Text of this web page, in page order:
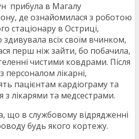
прибула в Магалу
де ознайомилася з роботою
стаціонару в Остриці,
всіх своїм вчинком,
перш ніж зайти, бо побачила,
чистими ковдрами. Після
персоналом лікарні,
пацієнтам кардіограму та
з лікарями та медсестрами.
що в службовому відрядженні
будь якого кортежу.